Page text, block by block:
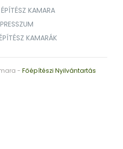
KAMARA
KAMARÁK
- Főépítészi Nyilvántartás